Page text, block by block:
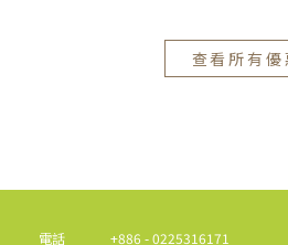
查看所有優
電話
+886 - 0225316171